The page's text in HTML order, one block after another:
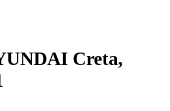
Creta,